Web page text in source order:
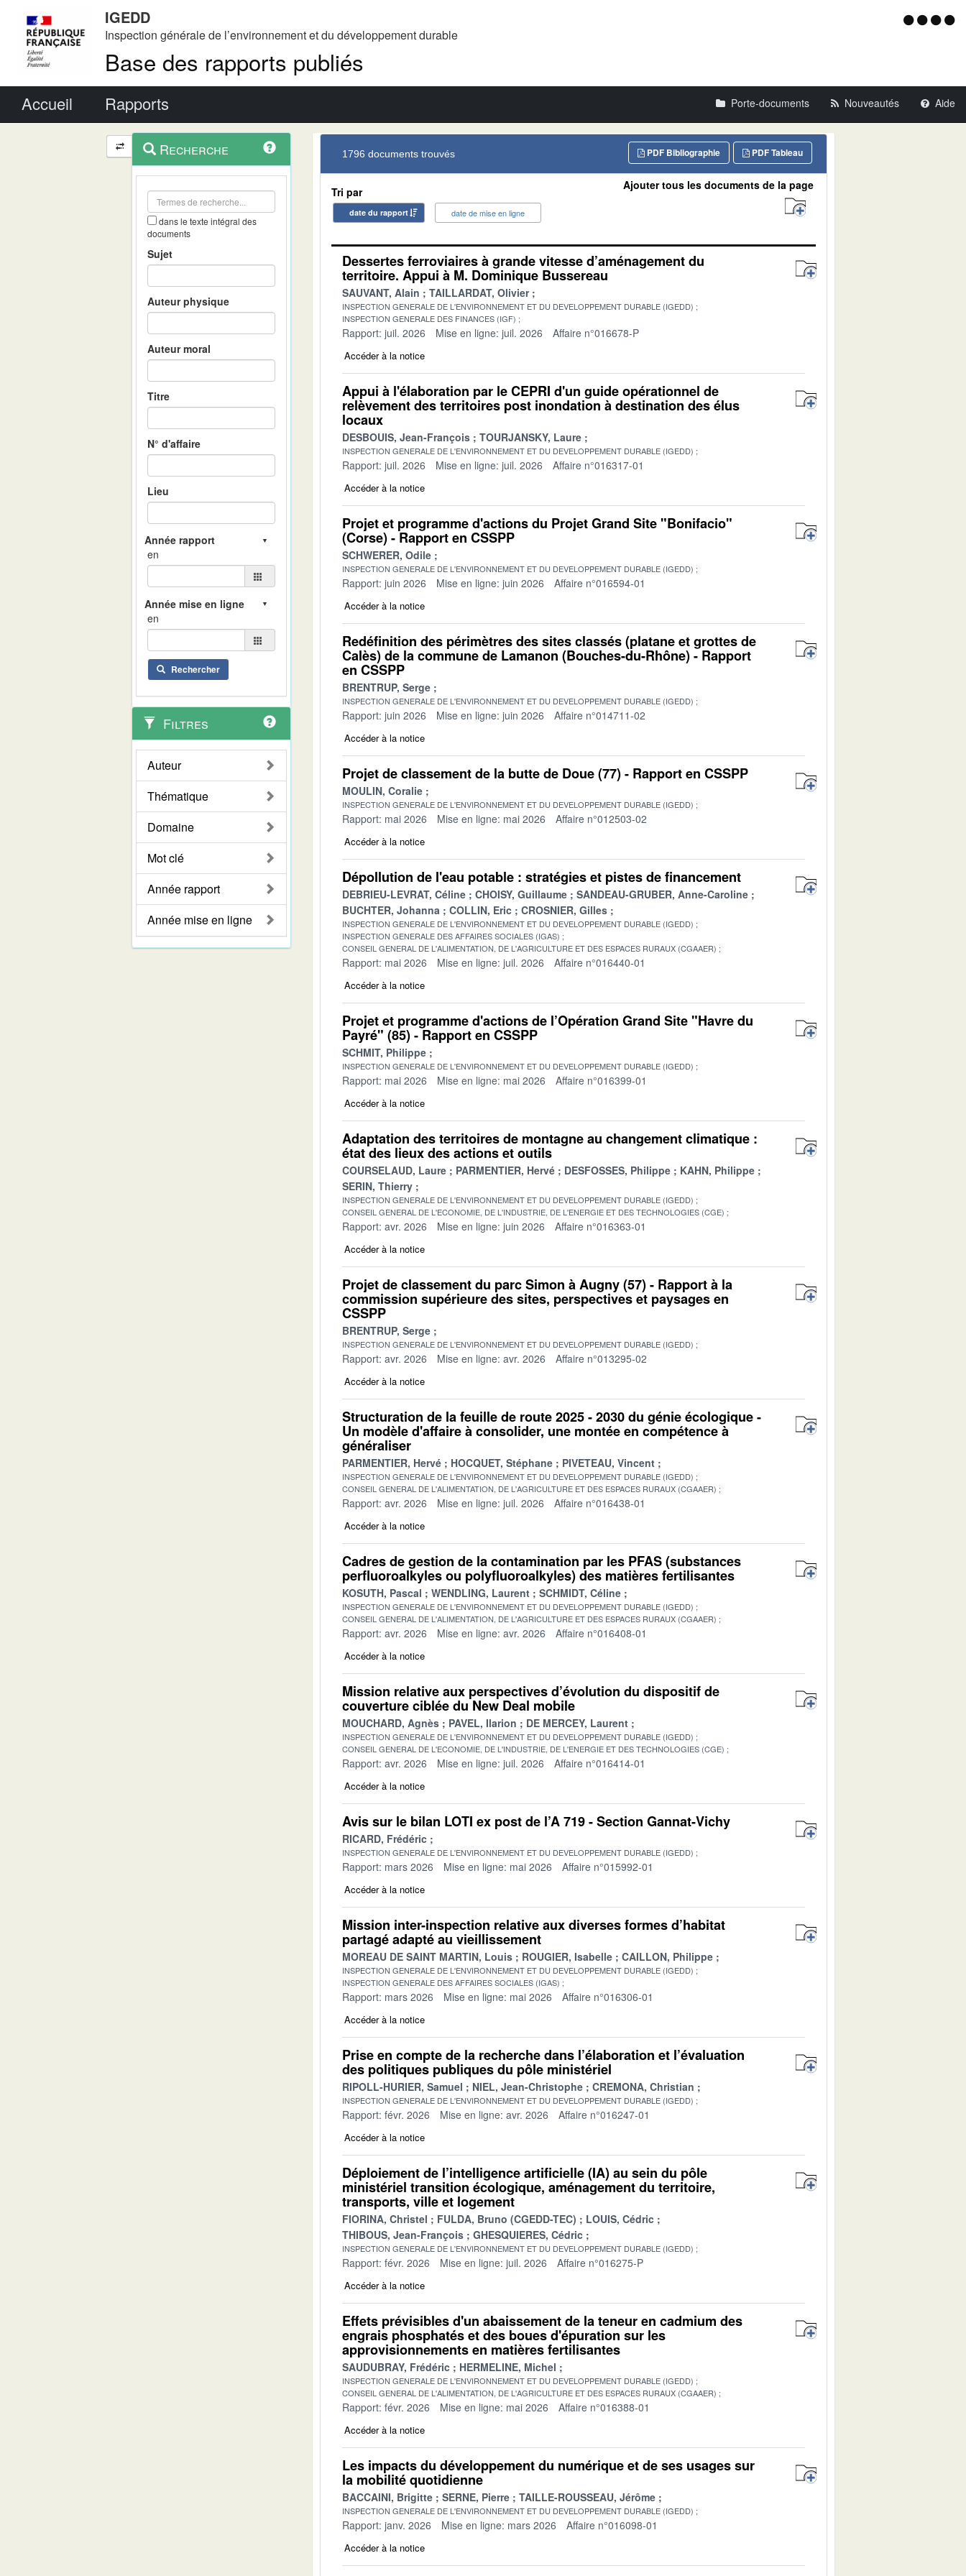
IGEDD
Inspection générale de l’environnement et du développement durable
Base des rapports publiés
Menu
Accueil Rapports Porte-documents Nouveautés Aide
Navigation
et
outils
contextuel
Recherche
dans le texte intégral des
documents
Sujet
Auteur physique
Auteur moral
Titre
N° d'affaire
Lieu
en
en
Rechercher
Filtres
Auteur
Thématique
Domaine
Mot clé
Année rapport
Année mise en ligne
1796 documents trouvés PDF Tableau
PDF Bibliographie
Tri par
date du rapport date de mise en ligne
Ajouter tous les documents de la page
Dessertes ferroviaires à grande vitesse d’aménagement du
territoire. Appui à M. Dominique Bussereau
SAUVANT, Alain TAILLARDAT, Olivier
INSPECTION GENERALE DE L'ENVIRONNEMENT ET DU DEVELOPPEMENT DURABLE (IGEDD)
INSPECTION GENERALE DES FINANCES (IGF)
Rapport: juil. 2026 Mise en ligne: juil. 2026 Affaire n°016678-P
Accéder à la notice
Appui à l'élaboration par le CEPRI d'un guide opérationnel de
relèvement des territoires post inondation à destination des élus
locaux
DESBOUIS, Jean-François TOURJANSKY, Laure
INSPECTION GENERALE DE L'ENVIRONNEMENT ET DU DEVELOPPEMENT DURABLE (IGEDD)
Rapport: juil. 2026 Mise en ligne: juil. 2026 Affaire n°016317-01
Accéder à la notice
Projet et programme d'actions du Projet Grand Site "Bonifacio"
(Corse) - Rapport en CSSPP
SCHWERER, Odile
INSPECTION GENERALE DE L'ENVIRONNEMENT ET DU DEVELOPPEMENT DURABLE (IGEDD)
Rapport: juin 2026 Mise en ligne: juin 2026 Affaire n°016594-01
Accéder à la notice
Redéfinition des périmètres des sites classés (platane et grottes de
Calès) de la commune de Lamanon (Bouches-du-Rhône) - Rapport
en CSSPP
BRENTRUP, Serge
INSPECTION GENERALE DE L'ENVIRONNEMENT ET DU DEVELOPPEMENT DURABLE (IGEDD)
Rapport: juin 2026 Mise en ligne: juin 2026 Affaire n°014711-02
Accéder à la notice
Projet de classement de la butte de Doue (77) - Rapport en CSSPP
MOULIN, Coralie
INSPECTION GENERALE DE L'ENVIRONNEMENT ET DU DEVELOPPEMENT DURABLE (IGEDD)
Rapport: mai 2026 Mise en ligne: mai 2026 Affaire n°012503-02
Accéder à la notice
Dépollution de l'eau potable : stratégies et pistes de financement
DEBRIEU-LEVRAT, Céline CHOISY, Guillaume
SANDEAU-GRUBER, Anne-Caroline
BUCHTER, Johanna
COLLIN, Eric CROSNIER, Gilles
INSPECTION GENERALE DE L'ENVIRONNEMENT ET DU DEVELOPPEMENT DURABLE (IGEDD)
INSPECTION GENERALE DES AFFAIRES SOCIALES (IGAS)
CONSEIL GENERAL DE L'ALIMENTATION, DE L'AGRICULTURE ET DES ESPACES RURAUX (CGAAER)
Rapport: mai 2026 Mise en ligne: juil. 2026 Affaire n°016440-01
Accéder à la notice
Projet et programme d'actions de l’Opération Grand Site "Havre du
Payré" (85) - Rapport en CSSPP
SCHMIT, Philippe
INSPECTION GENERALE DE L'ENVIRONNEMENT ET DU DEVELOPPEMENT DURABLE (IGEDD)
Rapport: mai 2026 Mise en ligne: mai 2026 Affaire n°016399-01
Accéder à la notice
Adaptation des territoires de montagne au changement climatique :
état des lieux des actions et outils
COURSELAUD, Laure PARMENTIER, Hervé DESFOSSES, Philippe
KAHN, Philippe
SERIN, Thierry
INSPECTION GENERALE DE L'ENVIRONNEMENT ET DU DEVELOPPEMENT DURABLE (IGEDD)
CONSEIL GENERAL DE L'ECONOMIE, DE L'INDUSTRIE, DE L'ENERGIE ET DES TECHNOLOGIES (CGE)
Rapport: avr. 2026 Mise en ligne: juin 2026 Affaire n°016363-01
Accéder à la notice
Projet de classement du parc Simon à Augny (57) - Rapport à la
commission supérieure des sites, perspectives et paysages en
CSSPP
BRENTRUP, Serge
INSPECTION GENERALE DE L'ENVIRONNEMENT ET DU DEVELOPPEMENT DURABLE (IGEDD)
Rapport: avr. 2026 Mise en ligne: avr. 2026 Affaire n°013295-02
Accéder à la notice
Structuration de la feuille de route 2025 - 2030 du génie écologique -
Un modèle d'affaire à consolider, une montée en compétence à
généraliser
PARMENTIER, Hervé HOCQUET, Stéphane PIVETEAU, Vincent
INSPECTION GENERALE DE L'ENVIRONNEMENT ET DU DEVELOPPEMENT DURABLE (IGEDD)
CONSEIL GENERAL DE L'ALIMENTATION, DE L'AGRICULTURE ET DES ESPACES RURAUX (CGAAER)
Rapport: avr. 2026 Mise en ligne: juil. 2026 Affaire n°016438-01
Accéder à la notice
Cadres de gestion de la contamination par les PFAS (substances
perfluoroalkyles ou polyfluoroalkyles) des matières fertilisantes
KOSUTH, Pascal WENDLING, Laurent SCHMIDT, Céline
INSPECTION GENERALE DE L'ENVIRONNEMENT ET DU DEVELOPPEMENT DURABLE (IGEDD)
CONSEIL GENERAL DE L'ALIMENTATION, DE L'AGRICULTURE ET DES ESPACES RURAUX (CGAAER)
Rapport: avr. 2026 Mise en ligne: avr. 2026 Affaire n°016408-01
Accéder à la notice
Mission relative aux perspectives d’évolution du dispositif de
couverture ciblée du New Deal mobile
MOUCHARD, Agnès PAVEL, Ilarion DE MERCEY, Laurent
INSPECTION GENERALE DE L'ENVIRONNEMENT ET DU DEVELOPPEMENT DURABLE (IGEDD)
CONSEIL GENERAL DE L'ECONOMIE, DE L'INDUSTRIE, DE L'ENERGIE ET DES TECHNOLOGIES (CGE)
Rapport: avr. 2026 Mise en ligne: juil. 2026 Affaire n°016414-01
Accéder à la notice
Avis sur le bilan LOTI ex post de l’A 719 - Section Gannat-Vichy
RICARD, Frédéric
INSPECTION GENERALE DE L'ENVIRONNEMENT ET DU DEVELOPPEMENT DURABLE (IGEDD)
Rapport: mars 2026 Mise en ligne: mai 2026 Affaire n°015992-01
Accéder à la notice
Mission inter-inspection relative aux diverses formes d’habitat
partagé adapté au vieillissement
MOREAU DE SAINT MARTIN, Louis ROUGIER, Isabelle CAILLON, Philippe
INSPECTION GENERALE DE L'ENVIRONNEMENT ET DU DEVELOPPEMENT DURABLE (IGEDD)
INSPECTION GENERALE DES AFFAIRES SOCIALES (IGAS)
Rapport: mars 2026 Mise en ligne: mai 2026 Affaire n°016306-01
Accéder à la notice
Prise en compte de la recherche dans l’élaboration et l’évaluation
des politiques publiques du pôle ministériel
RIPOLL-HURIER, Samuel NIEL, Jean-Christophe CREMONA, Christian
INSPECTION GENERALE DE L'ENVIRONNEMENT ET DU DEVELOPPEMENT DURABLE (IGEDD)
Rapport: févr. 2026 Mise en ligne: avr. 2026 Affaire n°016247-01
Accéder à la notice
Déploiement de l’intelligence artificielle (IA) au sein du pôle
ministériel transition écologique, aménagement du territoire,
transports, ville et logement
FIORINA, Christel FULDA, Bruno (CGEDD-TEC)
LOUIS, Cédric
THIBOUS, Jean-François
GHESQUIERES, Cédric
INSPECTION GENERALE DE L'ENVIRONNEMENT ET DU DEVELOPPEMENT DURABLE (IGEDD)
Rapport: févr. 2026 Mise en ligne: juil. 2026 Affaire n°016275-P
Accéder à la notice
Effets prévisibles d'un abaissement de la teneur en cadmium des
engrais phosphatés et des boues d'épuration sur les
approvisionnements en matières fertilisantes
SAUDUBRAY, Frédéric HERMELINE, Michel
INSPECTION GENERALE DE L'ENVIRONNEMENT ET DU DEVELOPPEMENT DURABLE (IGEDD)
CONSEIL GENERAL DE L'ALIMENTATION, DE L'AGRICULTURE ET DES ESPACES RURAUX (CGAAER)
Rapport: févr. 2026 Mise en ligne: mai 2026 Affaire n°016388-01
Accéder à la notice
Les impacts du développement du numérique et de ses usages sur
la mobilité quotidienne
BACCAINI, Brigitte SERNE, Pierre TAILLE-ROUSSEAU, Jérôme
INSPECTION GENERALE DE L'ENVIRONNEMENT ET DU DEVELOPPEMENT DURABLE (IGEDD)
Rapport: janv. 2026 Mise en ligne: mars 2026 Affaire n°016098-01
Accéder à la notice